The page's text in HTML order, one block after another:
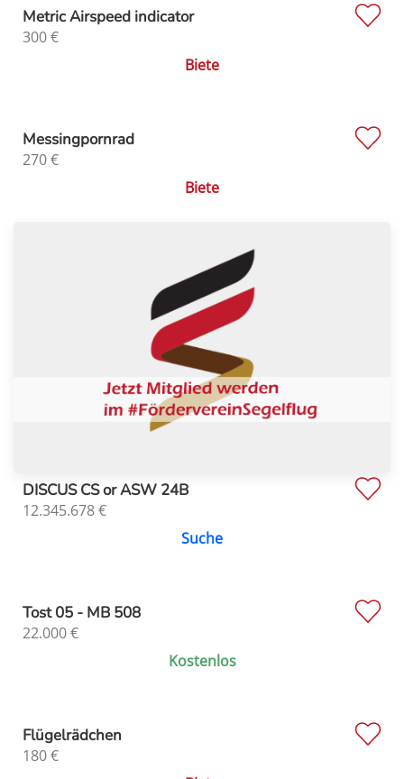
Metric Airspeed indicator
300€
Biete
Messingpornrad
270€
Biete
DISCUS CS or ASW 24B
12.345.678€
Suche
Tost 05 - MB 508
22.000€
Kostenlos
Flügelrädchen
180€